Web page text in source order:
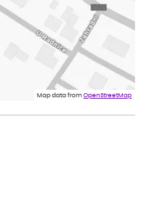
Map data fromOpenStreetMap